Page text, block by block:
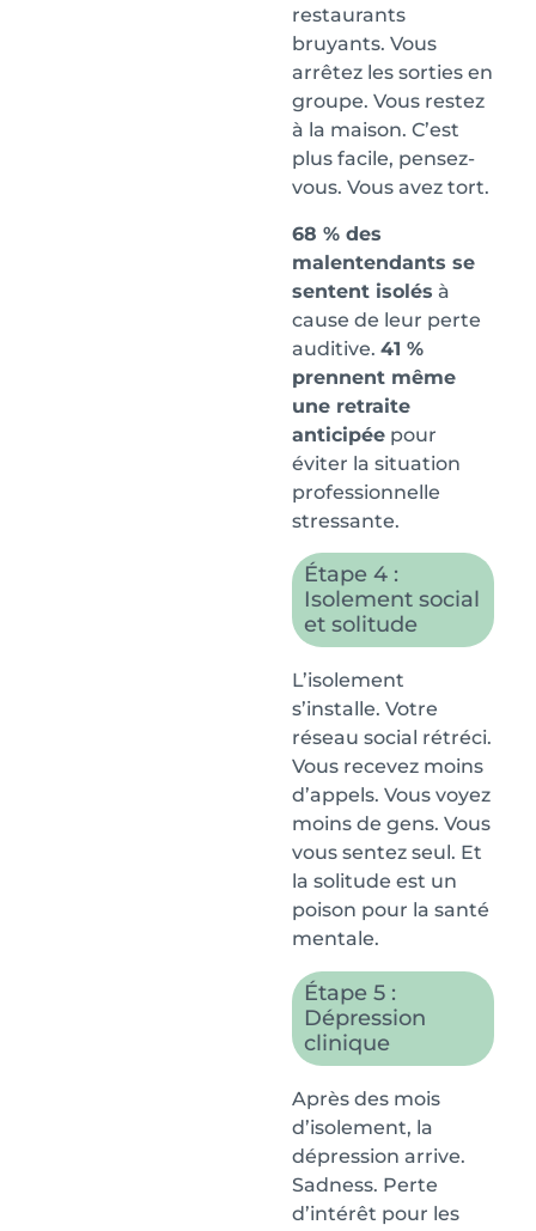
restaurants
bruyants. Vous
arrêtez les sorties en
groupe. Vous restez
à la maison. C’est
plus facile, pensez-
vous. Vous avez tort.
68 % des
malentendants se
sentent isolés à
cause de leur perte
auditive. 41 %
prennent même
une retraite
anticipée pour
éviter la situation
professionnelle
stressante.
Étape 4 :
Isolement social
et solitude
L’isolement
s’installe. Votre
réseau social rétréci.
Vous recevez moins
d’appels. Vous voyez
moins de gens. Vous
vous sentez seul. Et
la solitude est un
poison pour la santé
mentale.
Étape 5 :
Dépression
clinique
Après des mois
d’isolement, la
dépression arrive.
Sadness. Perte
d’intérêt pour les